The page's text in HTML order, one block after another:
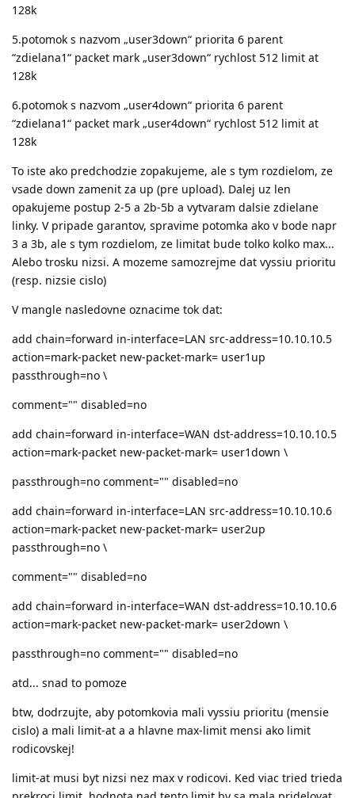
128k
5.potomok s nazvom „user3down“ priorita 6 parent
“zdielana1“ packet mark „user3down“ rychlost 512 limit at
128k
6.potomok s nazvom „user4down“ priorita 6 parent
“zdielana1“ packet mark „user4down“ rychlost 512 limit at
128k
To iste ako predchodzie zopakujeme, ale s tym rozdielom, ze
vsade down zamenit za up (pre upload). Dalej uz len
opakujeme postup 2-5 a 2b-5b a vytvaram dalsie zdielane
linky. V pripade garantov, spravime potomka ako v bode napr
3 a 3b, ale s tym rozdielom, ze limitat bude tolko kolko max...
Alebo trosku nizsi. A mozeme samozrejme dat vyssiu prioritu
(resp. nizsie cislo)
V mangle nasledovne oznacime tok dat:
add chain=forward in-interface=LAN src-address=10.10.10.5
action=mark-packet new-packet-mark= user1up
passthrough=no \
comment="" disabled=no
add chain=forward in-interface=WAN dst-address=10.10.10.5
action=mark-packet new-packet-mark= user1down \
passthrough=no comment="" disabled=no
add chain=forward in-interface=LAN src-address=10.10.10.6
action=mark-packet new-packet-mark= user2up
passthrough=no \
comment="" disabled=no
add chain=forward in-interface=WAN dst-address=10.10.10.6
action=mark-packet new-packet-mark= user2down \
passthrough=no comment="" disabled=no
atd... snad to pomoze
btw, dodrzujte, aby potomkovia mali vyssiu prioritu (mensie
cislo) a mali limit-at a a hlavne max-limit mensi ako limit
rodicovskej!
limit-at musi byt nizsi nez max v rodicovi. Ked viac tried trieda